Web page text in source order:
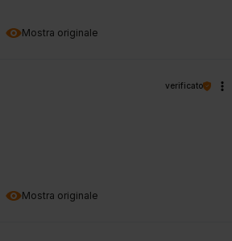
Mostra originale
Mostra originale
verificato